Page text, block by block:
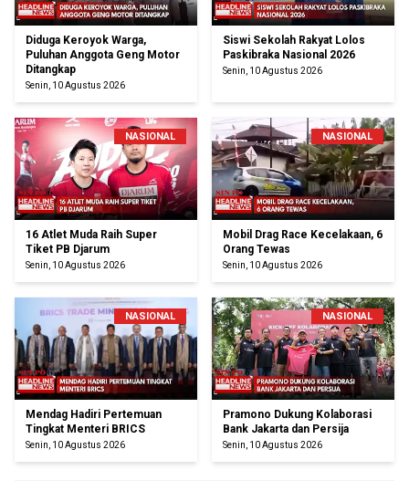
Diduga Keroyok Warga,
Puluhan Anggota Geng Motor
Ditangkap
Senin, 10 Agustus 2026
Siswi Sekolah Rakyat Lolos
Paskibraka Nasional 2026
Senin, 10 Agustus 2026
NASIONAL
16 Atlet Muda Raih Super
Tiket PB Djarum
Senin, 10 Agustus 2026
NASIONAL
Mobil Drag Race Kecelakaan, 6
Orang Tewas
Senin, 10 Agustus 2026
NASIONAL
Mendag Hadiri Pertemuan
Tingkat Menteri BRICS
Senin, 10 Agustus 2026
NASIONAL
Pramono Dukung Kolaborasi
Bank Jakarta dan Persija
Senin, 10 Agustus 2026